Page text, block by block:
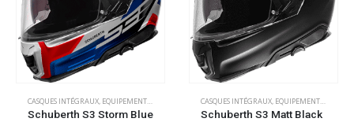
CASQUES INTÉGRAUX, EQUIPEMENT PILOTE
Schuberth S3 Storm Blue
CASQUES INTÉGRAUX, EQUIPEMENT PILOTE
Schuberth S3 Matt Black